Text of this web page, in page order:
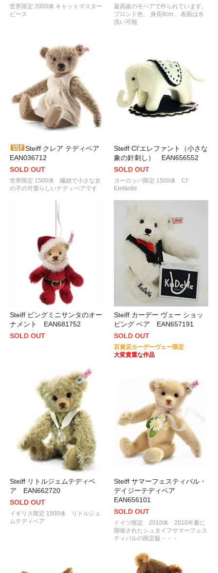
世界限定 2000体 キャットマスター
ピース
最高級のモヘアで作られています。
ブロンド色、 身長8cm 、表面は水
洗い可能
Steiff クレア テディベア
EAN036712
SOLD OUT
世界限定 1500体 繊細で小さな女
の子の可愛らしいテディベアです
Steiff CI'エレファント（小さな
象の針刺し） EAN656552
SOLD OUT
ヨーロッパ限定 1500体 CI'
Elefäntle
Steiff ビングミニサンタのオー
ナメント EAN681752
SOLD OUT
Steiff カーデー ヴェー ショッ
ピング ベア EAN657191
SOLD OUT
百貨店カーデーヴェー限定
大変貴重な作品
Steiff リトルジェムテディベ
ア EAN662720
SOLD OUT
イギリス限定 1500体 リトルジェ
ムテディベア
Steiff サマーフェスティバル・
デイジーテディベア
EAN656101
SOLD OUT
ドイツ限定 2010体 2010年夏に
開催されたシュタイフサマーフェス
ティバルの限定版・・・